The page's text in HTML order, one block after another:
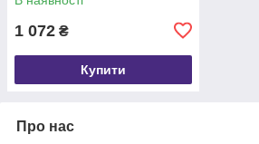
1 072 ₴
Купити
Про нас